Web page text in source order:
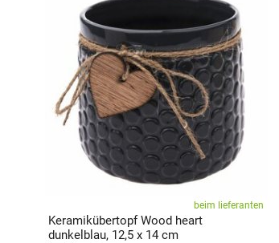
beim lieferanten
Keramikübertopf Wood heart
dunkelblau, 12,5 x 14 cm